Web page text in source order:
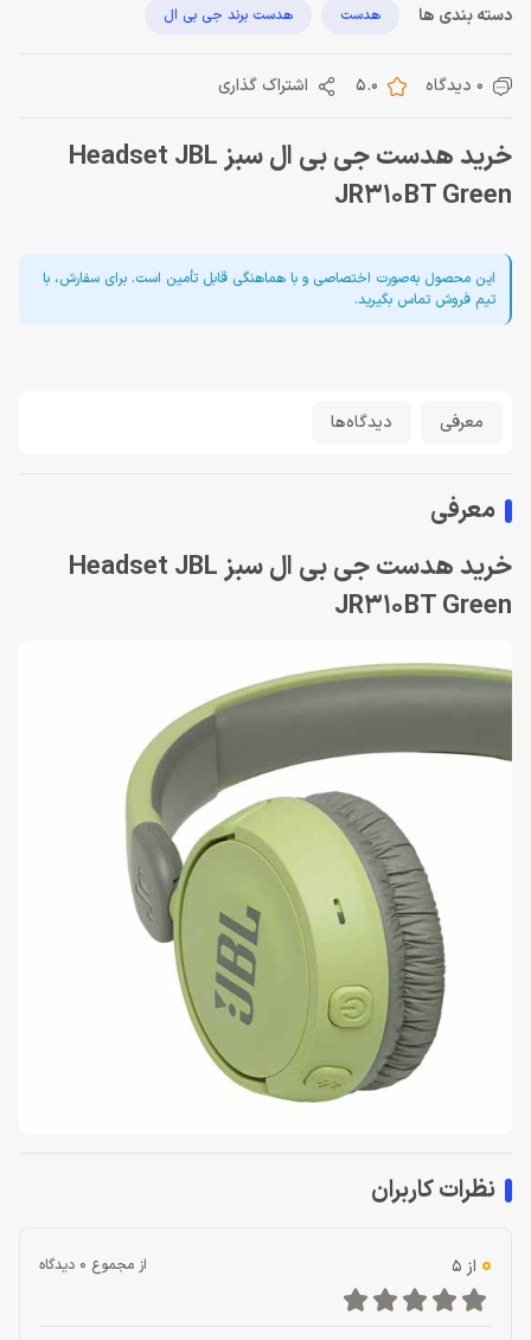
دسته بندی ها هدست هدست برند جی بی ال
0 دیدگاه 5.0 اشتراک گذاری
خرید هدست جی بی ال سبز Headset JBL
JR310BT Green
این محصول به‌صورت اختصاصی و با هماهنگی قابل تأمین است. برای سفارش، با
تیم فروش تماس بگیرید.
معرفی دیدگاه‌ها
معرفی
خرید هدست جی بی ال سبز Headset JBL
JR310BT Green
نظرات کاربران
0 از 5 از مجموع 0 دیدگاه